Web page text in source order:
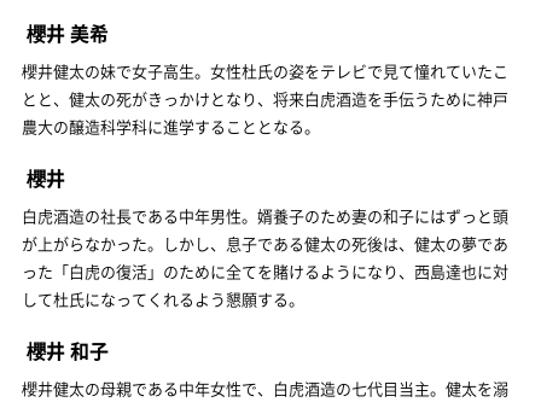
櫻井 美希
櫻井健太の妹で女子高生。女性杜氏の姿をテレビで見て憧れていたこ
とと、健太の死がきっかけとなり、将来白虎酒造を手伝うために神戸
農大の醸造科学科に進学することとなる。
櫻井
白虎酒造の社長である中年男性。婿養子のため妻の和子にはずっと頭
が上がらなかった。しかし、息子である健太の死後は、健太の夢であ
った「白虎の復活」のために全てを賭けるようになり、西島達也に対
して杜氏になってくれるよう懇願する。
櫻井 和子
櫻井健太の母親である中年女性で、白虎酒造の七代目当主。健太を溺